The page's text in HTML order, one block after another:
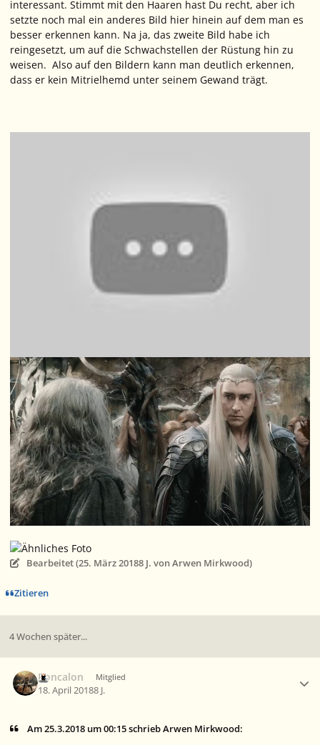
interessant. Stimmt mit den Haaren hast Du recht, aber ich
setzte noch mal ein anderes Bild hier hinein auf dem man es
besser erkennen kann. Na ja, das zweite Bild habe ich
reingesetzt, um auf die Schwachstellen der Rüstung hin zu
weisen. Also auf den Bildern kann man deutlich erkennen,
dass er kein Mitrielhemd unter seinem Gewand trägt.
Bearbeitet (25. März 20188 J. von Arwen Mirkwood)
Zitieren
4 Wochen später...
Roncalon Mitglied
18. April 20188 J.
Am 25.3.2018 um 00:15 schrieb Arwen Mirkwood: